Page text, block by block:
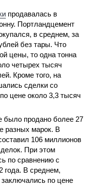
продавалась в
Портландцемент
в среднем, за
без тары. Что
цены, то одна тонна
четырех тысяч
Кроме того, на
сделки со
цене около 3,3 тысяч
было продано более 27
разных марок. В
106 миллионов
При этом
по сравнению с
года. В среднем,
по цене